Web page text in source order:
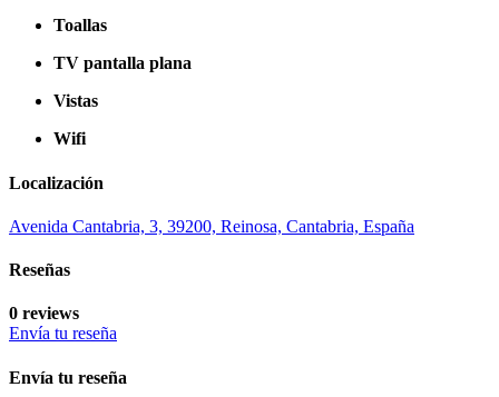
Toallas
TV pantalla plana
Vistas
Wifi
Localización
Avenida Cantabria, 3, 39200, Reinosa, Cantabria, España
Reseñas
0 reviews
Envía tu reseña
Envía tu reseña